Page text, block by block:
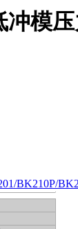
冲模
BK210P/